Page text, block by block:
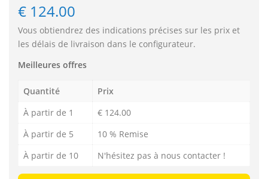
€ 124.00
Vous obtiendrez des indications précises sur les prix et
les délais de livraison dans le configurateur.
Meilleures offres
Quantité
Prix
À partir de 1
€ 124.00
À partir de 5
10 % Remise
À partir de 10
N'hésitez pas à nous contacter !